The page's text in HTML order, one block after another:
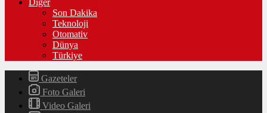
Diğer
Son Dakika
Teknoloji
Otomativ
Dünya
Türkiye
Gazeteler
Foto Galeri
Video Galeri